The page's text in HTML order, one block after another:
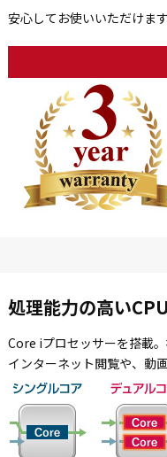
安心してお使いいただけま
処理能力の高い
Core iプロセッサーを搭載
インターネット閲覧や、動